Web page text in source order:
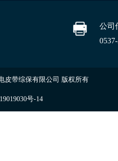
公司
皮带综保有限公司 版权所有
号-14